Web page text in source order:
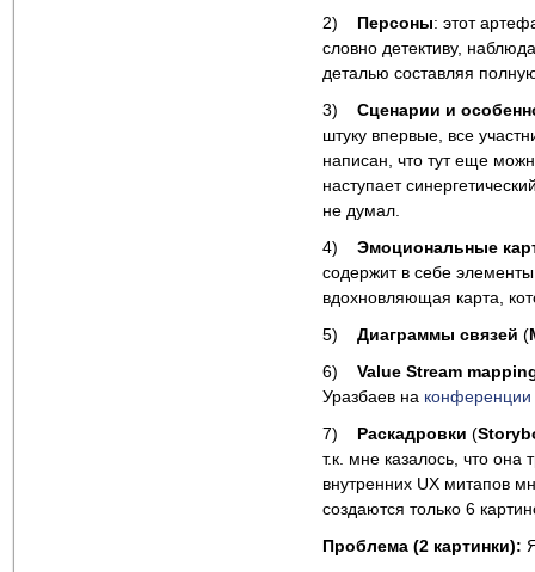
2) Персоны: этот
словно детективу,
деталью составляя
3) Сценарии и
штуку впервые, все
написан, что тут еще
наступает
не думал.
4) Эмоциональные
содержит в себе
вдохновляющая карта,
5) Диаграммы связей (
6) Value Stream
Уразбаев на
7) Раскадровки (
т.к. мне казалось, что
внутренних UX митапов
создаются только 6
Проблема (2 картинки):